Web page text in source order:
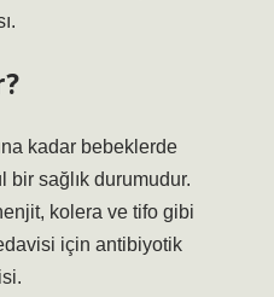
kadar bebeklerde
sağlık durumudur.
kolera ve tifo gibi
için antibiyotik